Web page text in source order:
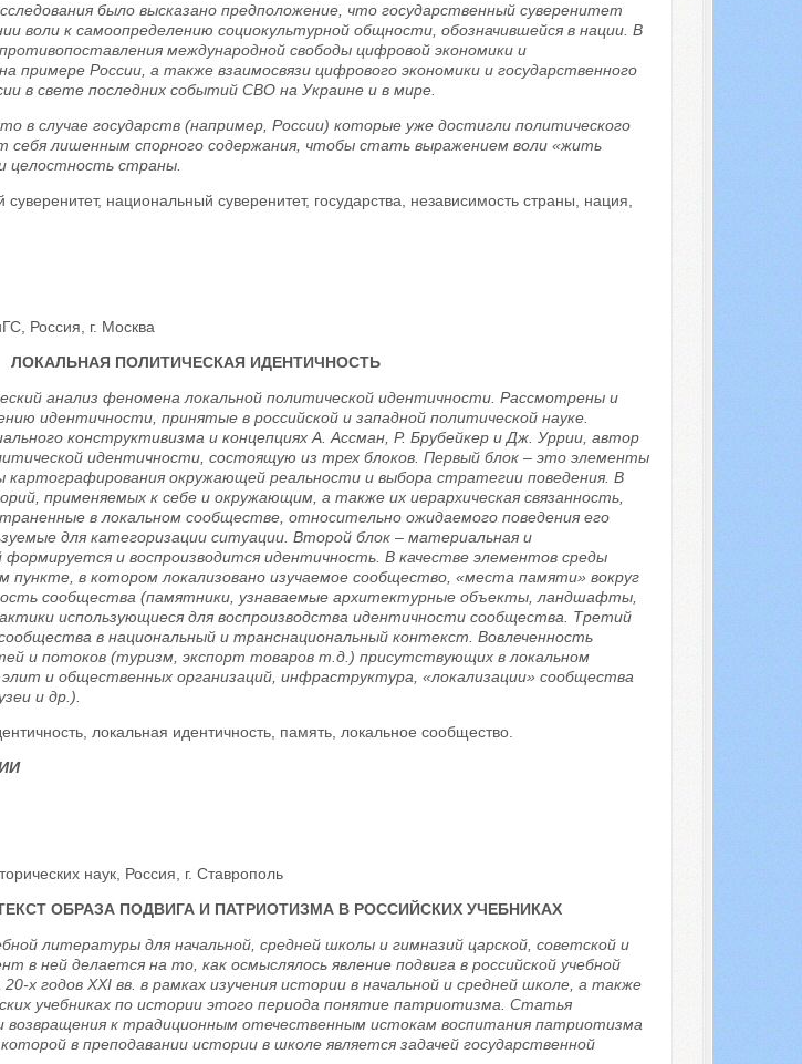
было высказано предположение, что государственный суверенитет
воли к самоопределению социокультурной общности, обозначившейся в нации. В
международной свободы цифровой экономики и
примере России, а также взаимосвязи цифрового экономики и государственного
в свете последних событий СВО на Украине и в мире.
в случае государств (например, России) которые уже достигли политического
себя лишенным спорного содержания, чтобы стать выражением воли «жить
целостность страны.
суверенитет, национальный суверенитет, государства, независимость страны, нация,
Россия, г. Москва
ЛОКАЛЬНАЯ ПОЛИТИЧЕСКАЯ ИДЕНТИЧНОСТЬ
анализ феномена локальной политической идентичности. Рассмотрены и
идентичности, принятые в российской и западной политической науке.
конструктивизма и концепциях А. Ассман, Р. Брубейкер и Дж. Уррии, автор
идентичности, состоящую из трех блоков. Первый блок – это элементы
картографирования окружающей реальности и выбора стратегии поведения. В
применяемых к себе и окружающим, а также их иерархическая связанность,
в локальном сообществе, относительно ожидаемого поведения его
для категоризации ситуации. Второй блок – материальная и
и воспроизводится идентичность. В качестве элементов среды
пункте, в котором локализовано изучаемое сообщество, «места памяти» вокруг
сообщества (памятники, узнаваемые архитектурные объекты, ландшафты,
использующиеся для воспроизводства идентичности сообщества. Третий
в национальный и транснациональный контекст. Вовлеченность
и потоков (туризм, экспорт товаров т.д.) присутствующих в локальном
и общественных организаций, инфраструктура, «локализации» сообщества
и др.).
локальная идентичность, память, локальное сообщество.
наук, Россия, г. Ставрополь
ОБРАЗА ПОДВИГА И ПАТРИОТИЗМА В РОССИЙСКИХ УЧЕБНИКАХ
литературы для начальной, средней школы и гимназий царской, советской и
в ней делается на то, как осмыслялось явление подвига в российской учебной
х годов XXI вв. в рамках изучения истории в начальной и средней школе, а также
учебниках по истории этого периода понятие патриотизма. Статья
возвращения к традиционным отечественным истокам воспитания патриотизма
в преподавании истории в школе является задачей государственной